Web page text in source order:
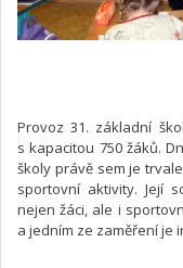
Provoz 31. základní
s kapacitou 750 žáků.
školy právě sem je
sportovní aktivity. Její
nejen žáci, ale i
a jedním ze zaměření je